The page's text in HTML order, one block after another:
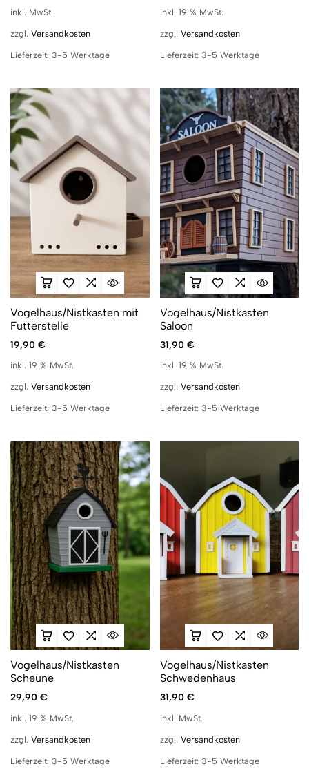
inkl. MwSt.
zzgl. Versandkosten
Lieferzeit: 3-5 Werktage
inkl. 19 % MwSt.
zzgl. Versandkosten
Lieferzeit: 3-5 Werktage
Vogelhaus/Nistkasten mit
Futterstelle
19,90 €
inkl. 19 % MwSt.
zzgl. Versandkosten
Lieferzeit: 3-5 Werktage
Vogelhaus/Nistkasten
Saloon
31,90 €
inkl. 19 % MwSt.
zzgl. Versandkosten
Lieferzeit: 3-5 Werktage
Vogelhaus/Nistkasten
Scheune
29,90 €
inkl. 19 % MwSt.
zzgl. Versandkosten
Lieferzeit: 3-5 Werktage
Vogelhaus/Nistkasten
Schwedenhaus
31,90 €
inkl. MwSt.
zzgl. Versandkosten
Lieferzeit: 3-5 Werktage